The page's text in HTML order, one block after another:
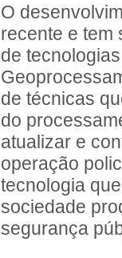
O
recente e tem
de
de técnicas
do
atualizar e
operação
tecnologia
sociedade
segurança